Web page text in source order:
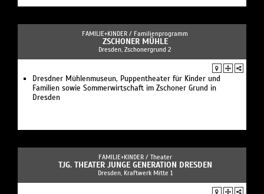
FAMILIE+KINDER / Familienprogramm
ZSCHONER MÜHLE
Dresden, Zschonergrund 2
Dresdner Mühlenmuseun, Puppentheater für Kinder und
Familien sowie Sommerwirtschaft im Zschoner Grund in
Dresden
FAMILIE+KINDER / Theater
TJG. THEATER JUNGE GENERATION DRESDEN
Dresden, Kraftwerk Mitte 1